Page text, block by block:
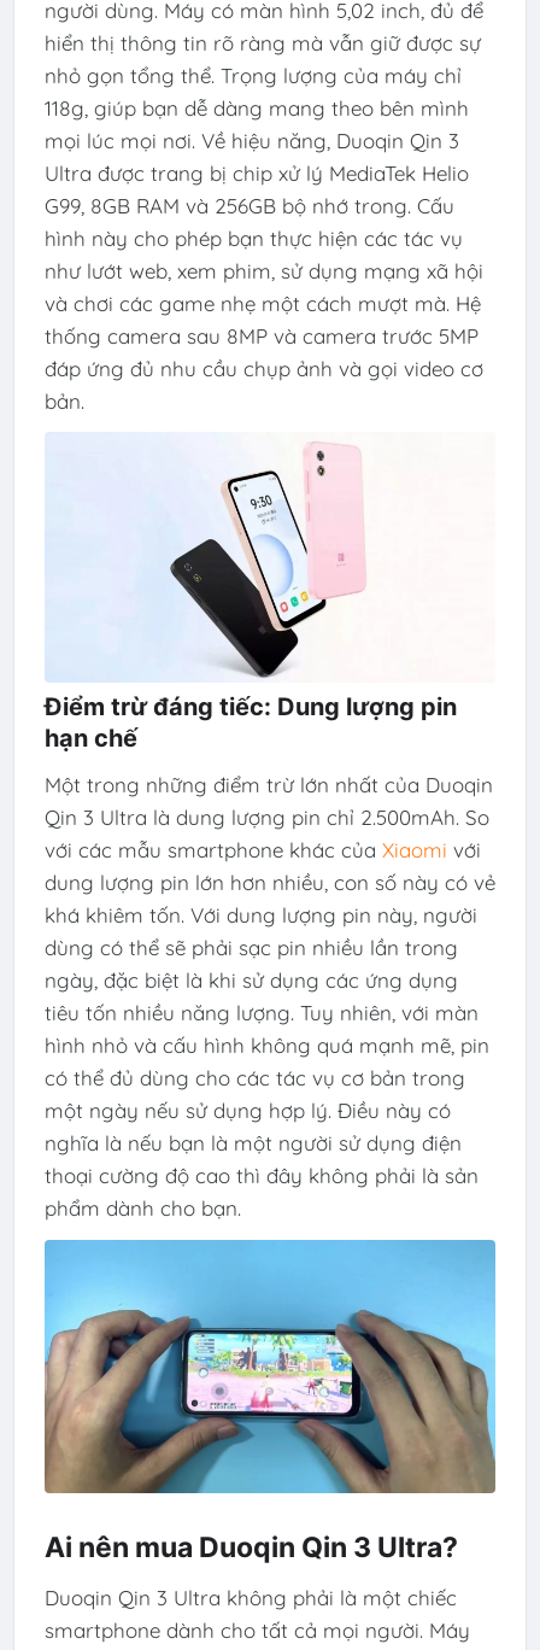
người dùng. Máy có màn hình 5,02 inch, đủ để
hiển thị thông tin rõ ràng mà vẫn giữ được sự
nhỏ gọn tổng thể. Trọng lượng của máy chỉ
118g, giúp bạn dễ dàng mang theo bên mình
mọi lúc mọi nơi. Về hiệu năng, Duoqin Qin 3
Ultra được trang bị chip xử lý MediaTek Helio
G99, 8GB RAM và 256GB bộ nhớ trong. Cấu
hình này cho phép bạn thực hiện các tác vụ
như lướt web, xem phim, sử dụng mạng xã hội
và chơi các game nhẹ một cách mượt mà. Hệ
thống camera sau 8MP và camera trước 5MP
đáp ứng đủ nhu cầu chụp ảnh và gọi video cơ
bản.
Điểm trừ đáng tiếc: Dung lượng pin
hạn chế
Một trong những điểm trừ lớn nhất của Duoqin
Qin 3 Ultra là dung lượng pin chỉ 2.500mAh. So
với các mẫu smartphone khác của Xiaomi với
dung lượng pin lớn hơn nhiều, con số này có vẻ
khá khiêm tốn. Với dung lượng pin này, người
dùng có thể sẽ phải sạc pin nhiều lần trong
ngày, đặc biệt là khi sử dụng các ứng dụng
tiêu tốn nhiều năng lượng. Tuy nhiên, với màn
hình nhỏ và cấu hình không quá mạnh mẽ, pin
có thể đủ dùng cho các tác vụ cơ bản trong
một ngày nếu sử dụng hợp lý. Điều này có
nghĩa là nếu bạn là một người sử dụng điện
thoại cường độ cao thì đây không phải là sản
phẩm dành cho bạn.
Ai nên mua Duoqin Qin 3 Ultra?
Duoqin Qin 3 Ultra không phải là một chiếc
smartphone dành cho tất cả mọi người. Máy